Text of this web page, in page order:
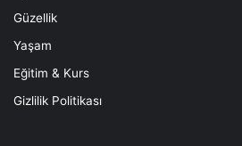
Güzellik
Yaşam
Eğitim & Kurs
Gizlilik Politikası